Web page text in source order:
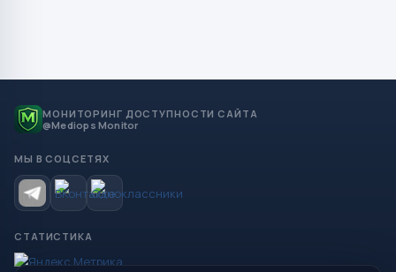
МОНИТОРИНГ ДОСТУПНОСТИ САЙТА
@Mediops Monitor
МЫ В СОЦСЕТЯХ
СТАТИСТИКА